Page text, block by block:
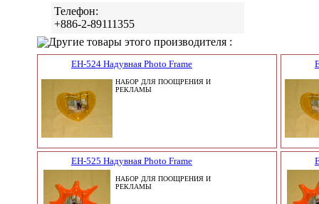
Телефон:
+886-2-89111355
Другие товары этого производителя :
EH-524 Надувная Photo Frame
НАБОР ДЛЯ ПООЩРЕНИЯ И
РЕКЛАМЫ
EH-525 Надувная Photo Frame
НАБОР ДЛЯ ПООЩРЕНИЯ И
РЕКЛАМЫ